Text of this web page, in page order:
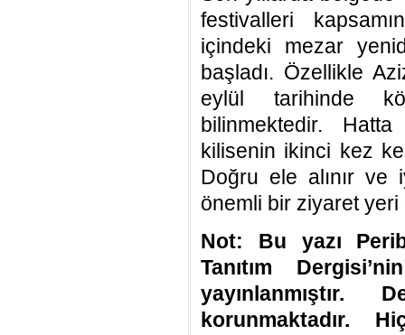
festivalleri
içindeki mezar
başladı. Özellikle
eylül tarihinde
bilinmektedir.
kilisenin ikinci kez
Doğru ele alınır ve
önemli bir ziyaret yeri
Not: Bu yazı
Tanıtım
korunmaktadır.